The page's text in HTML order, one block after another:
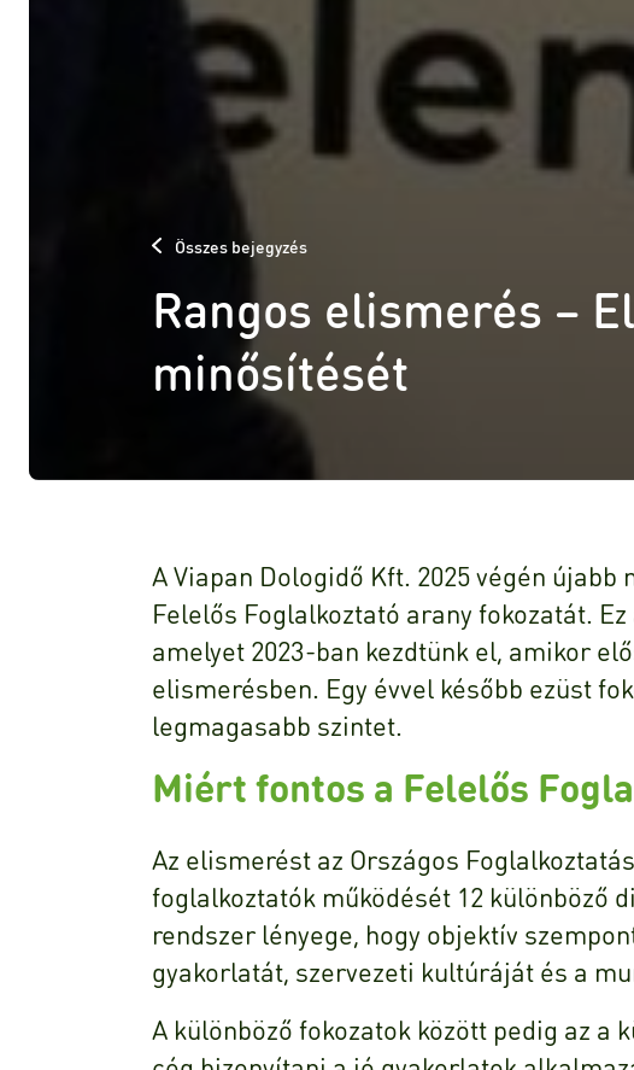
Összes bejegyzés
Rangos elismerés –
minősítését
A Viapan Dologidő Kft. 2025 végén
Felelős Foglalkoztató arany fokozatát.
amelyet 2023-ban kezdtünk el, amikor
elismerésben. Egy évvel később ezüst
legmagasabb szintet.
Miért fontos a Felelős
Az elismerést az Országos
foglalkoztatók működését 12 különböző
rendszer lényege, hogy objektív
gyakorlatát, szervezeti kultúráját és a
A különböző fokozatok között pedig az a